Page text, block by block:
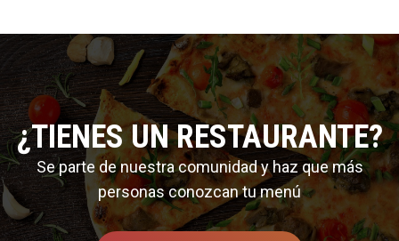
¿TIENES UN RESTAURANTE?
Se parte de nuestra comunidad y haz que más
personas conozcan tu menú